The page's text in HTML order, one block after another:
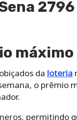
2796
máximo
da loteria
o prêmio
permitindo